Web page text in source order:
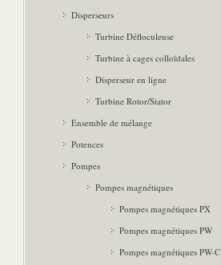
Disperseurs
Turbine Défloculeuse
Turbine à cages colloïdales
Disperseur en ligne
Turbine Rotor/Stator
Ensemble de mélange
Potences
Pompes
Pompes magnétiques
Pompes magnétiques PX
Pompes magnétiques PW
Pompes magnétiques PW-C